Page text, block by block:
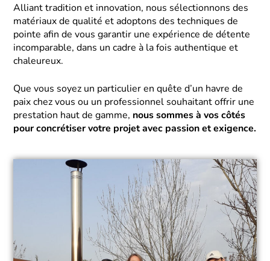
Alliant tradition et innovation, nous sélectionnons des
matériaux de qualité et adoptons des techniques de
pointe afin de vous garantir une expérience de détente
incomparable, dans un cadre à la fois authentique et
chaleureux.
Que vous soyez un particulier en quête d’un havre de
paix chez vous ou un professionnel souhaitant offrir une
prestation haut de gamme, nous sommes à vos côtés
pour concrétiser votre projet avec passion et exigence.